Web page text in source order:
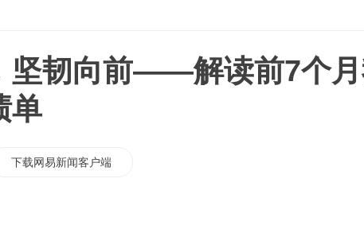
坚韧向前——解读前7个
单
下载网易新闻客户端